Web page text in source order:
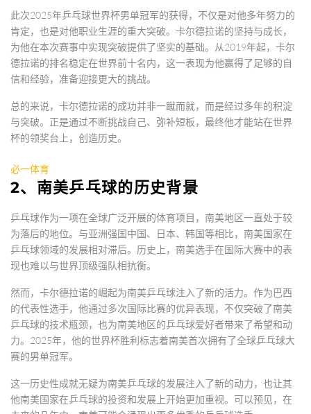
此次2025年乒乓球世界杯男单冠军的获得，不仅是对他多年努力的
肯定，也是对他职业生涯的重大突破。卡尔德拉诺的坚持与成长，
为他在本次赛事中实现突破提供了坚实的基础。从2019年起，卡尔
德拉诺的排名稳定在世界前十名内，这一表现为他赢得了足够的自
信和经验，准备迎接更大的挑战。
总的来说，卡尔德拉诺的成功并非一蹴而就，而是经过多年的积淀
与突破。正是通过不断挑战自己、弥补短板，最终他才能站在世界
杯的领奖台上，创造历史。
必一体育
2、南美乒乓球的历史背景
乒乓球作为一项在全球广泛开展的体育项目，南美地区一直处于较
为落后的地位。与亚洲强国中国、日本、韩国等相比，南美国家在
乒乓球领域的发展相对滞后。历史上，南美选手在国际大赛中的表
现也难以与世界顶级强队相抗衡。
然而，卡尔德拉诺的崛起为南美乒乓球注入了新的活力。作为巴西
的代表性选手，他通过多次国际比赛的优异表现，不仅突破了南美
乒乓球的技术瓶颈，也为南美地区的乒乓球爱好者带来了希望和动
力。2025年，他的世界杯胜利标志着南美首次拥有了全球乒乓球大
赛的男单冠军。
这一历史性成就无疑为南美乒乓球的发展注入了新的动力，也让其
他南美国家在乒乓球的投资和发展上开始更加重视。可以预见，在